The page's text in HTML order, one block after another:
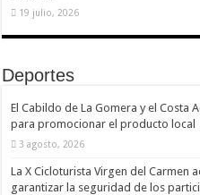
19 julio, 2026
Deportes
El Cabildo de La Gomera y el Costa
para promocionar el producto local
3 agosto, 2026
La X Cicloturista Virgen del
garantizar la seguridad de los